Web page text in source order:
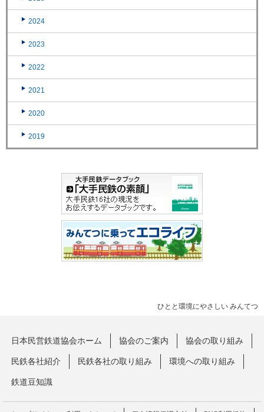
2024
2023
2022
2021
2020
2019
ひとと環境にやさしい みんてつ
日本民営鉄道協会ホーム 協会のご案内 協会の取り組み
民鉄各社紹介 民鉄各社の取り組み 環境への取り組み
鉄道豆知識